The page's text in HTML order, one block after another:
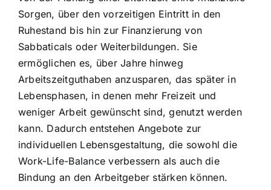
Sorgen, über den vorzeitigen Eintritt in den
Ruhestand bis hin zur Finanzierung von
Sabbaticals oder Weiterbildungen. Sie
ermöglichen es, über Jahre hinweg
Arbeitszeitguthaben anzusparen, das später in
Lebensphasen, in denen mehr Freizeit und
weniger Arbeit gewünscht sind, genutzt werden
kann. Dadurch entstehen Angebote zur
individuellen Lebensgestaltung, die sowohl die
Work-Life-Balance verbessern als auch die
Bindung an den Arbeitgeber stärken können.